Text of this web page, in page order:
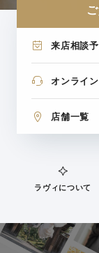
来店相談
オンライ
店舗一覧
ラヴィについて